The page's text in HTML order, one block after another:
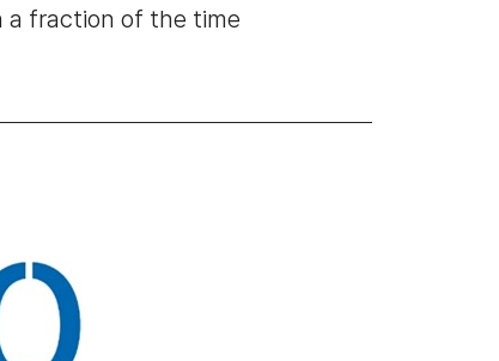
a fraction of the time